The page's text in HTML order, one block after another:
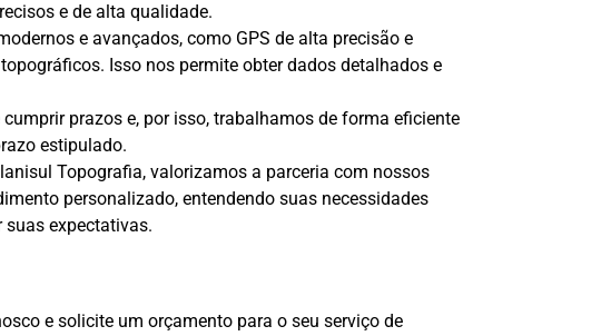
e de alta qualidade.
e avançados, como GPS de alta precisão e
Isso nos permite obter dados detalhados e
prazos e, por isso, trabalhamos de forma eficiente
estipulado.
Topografia, valorizamos a parceria com nossos
personalizado, entendendo suas necessidades
suas expectativas.
e solicite um orçamento para o seu serviço de